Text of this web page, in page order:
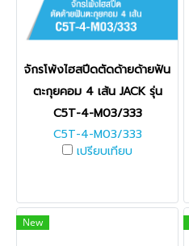
จักรโพ้งไฮสปีดตัดด้ายด้ายฟัน
ตะกุยคอม 4 เส้น JACK รุ่น
C5T-4-M03/333
C5T-4-M03/333
เปรียบเทียบ
New